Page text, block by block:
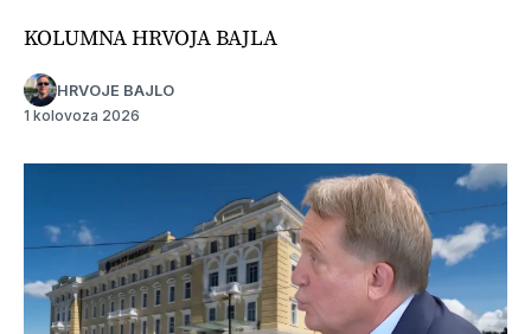
KOLUMNA HRVOJA BAJLA
HRVOJE BAJLO
1 kolovoza 2026